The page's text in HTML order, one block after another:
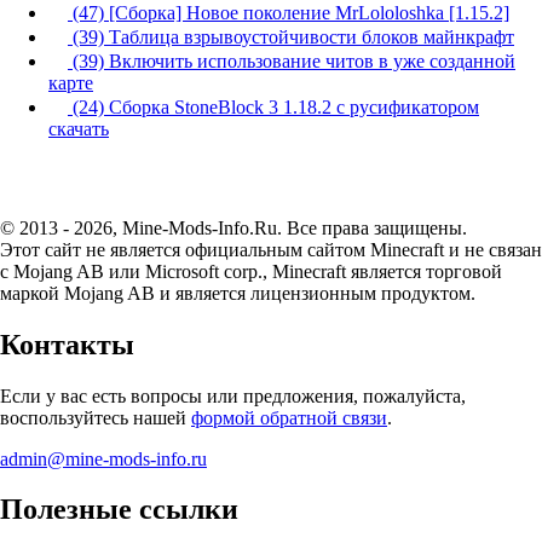
(47) [Сборка] Новое поколение MrLololoshka [1.15.2]
(39) Таблица взрывоустойчивости блоков майнкрафт
(39) Включить использование читов в уже созданной
карте
(24) Сборка StoneBlock 3 1.18.2 с русификатором
скачать
© 2013 - 2026, Mine-Mods-Info.Ru. Все права защищены.
Этот сайт не является официальным сайтом Minecraft и не связан
с Mojang AB или Microsoft corp., Minecraft является торговой
маркой Mojang AB и является лицензионным продуктом.
Контакты
Если у вас есть вопросы или предложения, пожалуйста,
воспользуйтесь нашей формой обратной связи.
admin@mine-mods-info.ru
Полезные ссылки